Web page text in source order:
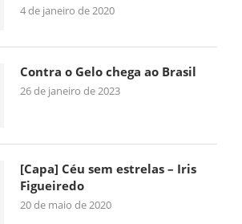
4 de janeiro de 2020
Contra o Gelo chega ao Brasil
26 de janeiro de 2023
[Capa] Céu sem estrelas – Iris
Figueiredo
20 de maio de 2020